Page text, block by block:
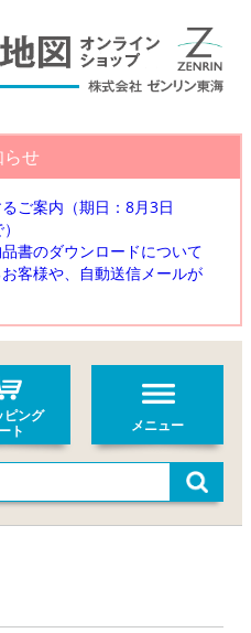
せ
ご案内（期日：8月3日
書のダウンロードについて
客様や、自動送信メールが
ピング
ト
メニュー